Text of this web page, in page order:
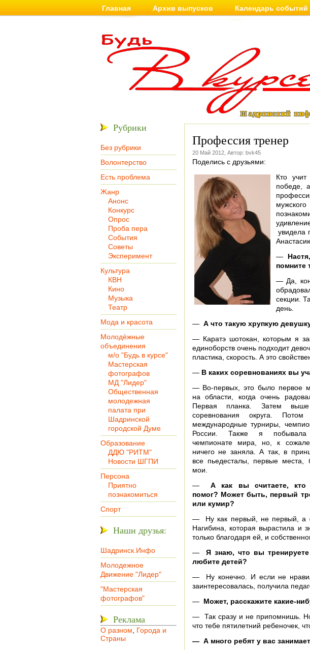
Главная Архив выпусков Календарь событий
Рубрики
Без рубрики
Волонтерство
Есть проблема
Жанр
Анонс
Конкурс
Опрос
Проба пера
События
Советы
Эксперимент
Культура
КВН
Кино
Музыка
Театр
Мода и красота
Молодёжные
объединения
м/о "Будь в курсе"
Мастерская
фотографов
МД "Лидер"
Общественная
молодежная
палата при
Шадринской
городской Думе
Образование
ДДЮ "РИТМ"
Новости ШГПИ
Персона
Приятно
познакомиться
Спорт
Наши друзья:
Шадринск.Инфо
Молодежное
Движение "Лидер"
"Мастерская
фотографов"
Реклама
О разном
Города и
Страны
Профессия тренер
20 Май 2012, Автор: bvk45
Поделись с друзьями:
Кто
победе,
увидела
—
помните
— Да,
секции.
день.
— А что такую хрупкую
— Каратэ шотокан, которым я
единоборств очень подходит
пластика, скорость. А это
—В каких соревнованиях вы
— Во-первых, это было первое
на области, когда очень
Первая планка. Затем
соревнования округа.
международные турниры,
России. Также я
чемпионате мира, но, к
ничего не заняла. А так, в
все пьедесталы, первые места,
мои.
—
А как вы считаете, кто
помог? Может быть, первый
или кумир?
— Ну как первый, не первый, а
Нагибина, которая вырастила и
только благодаря ей, и
—
Я знаю, что вы
любите детей?
— Ну конечно. И если не
заинтересовалась, получила
— Может, расскажите какие-
— Так сразу и не припомнишь. Но
что тебе пятилетний ребеночек,
— А много ребят у вас